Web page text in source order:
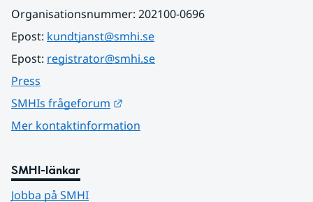
Organisationsnummer: 202100-0696
Epost: kundtjanst@smhi.se
Epost: registrator@smhi.se
Press
SMHIs frågeforum
Mer kontaktinformation
SMHI-länkar
Jobba på SMHI